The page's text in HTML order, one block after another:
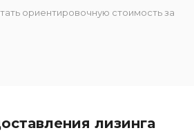
ориентировочную стоимость за
лизинга